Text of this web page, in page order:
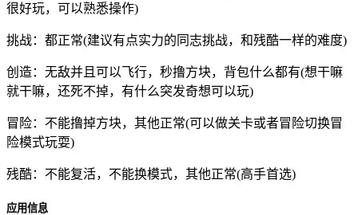
很好玩，可以熟悉操作)
挑战：都正常(建议有点实力的同志挑战，和残酷一样的难度)
创造：无敌并且可以飞行，秒撸方块，背包什么都有(想干嘛
就干嘛，还死不掉，有什么突发奇想可以玩)
冒险：不能撸掉方块，其他正常(可以做关卡或者冒险切换冒
险模式玩耍)
残酷：不能复活，不能换模式，其他正常(高手首选)
应用信息